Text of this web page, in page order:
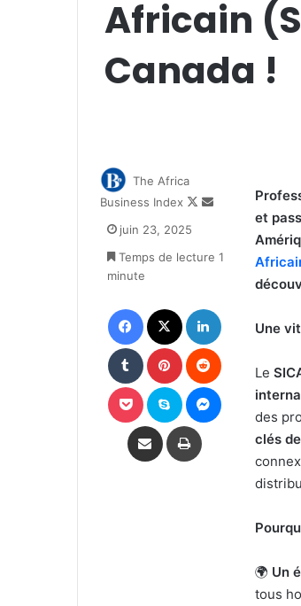
Africain
Canada !
et
Une
Le
des
clés
🌍 Un
tous
The Africa
Business Index
Follow
Envoyer
juin 23, 2025
Temps de lecture 1
minute
Facebook
Tumblr Pinterest
Pocket Skype Messenger
Partager par email Imprimer